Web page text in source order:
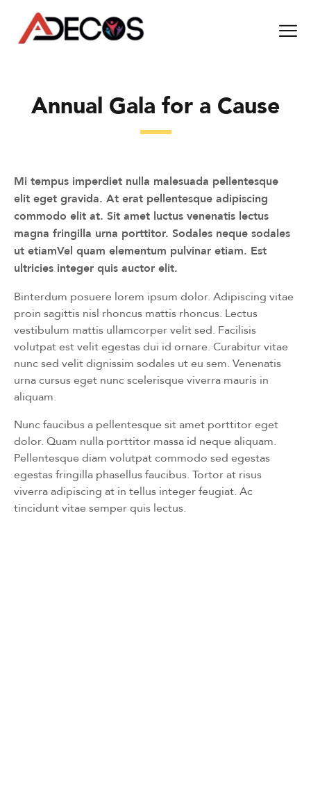
Annual Gala for a Cause
Mi tempus imperdiet nulla malesuada pellentesque
elit eget gravida. At erat pellentesque adipiscing
commodo elit at. Sit amet luctus venenatis lectus
magna fringilla urna porttitor. Sodales neque sodales
ut etiamVel quam elementum pulvinar etiam. Est
ultricies integer quis auctor elit.
Binterdum posuere lorem ipsum dolor. Adipiscing vitae
proin sagittis nisl rhoncus mattis rhoncus. Lectus
vestibulum mattis ullamcorper velit sed. Facilisis
volutpat est velit egestas dui id ornare. Curabitur vitae
nunc sed velit dignissim sodales ut eu sem. Venenatis
urna cursus eget nunc scelerisque viverra mauris in
aliquam.
Nunc faucibus a pellentesque sit amet porttitor eget
dolor. Quam nulla porttitor massa id neque aliquam.
Pellentesque diam volutpat commodo sed egestas
egestas fringilla phasellus faucibus. Tortor at risus
viverra adipiscing at in tellus integer feugiat. Ac
tincidunt vitae semper quis lectus.